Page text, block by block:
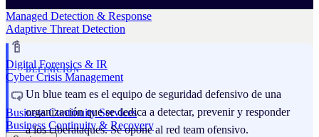
Managed Detection & Response
Adaptive Threat Detection
Digital Forensics & IR
Cyber Crisis Management
Business Continuity Services
Business Continuity & Recovery
DEFINICION
Un blue team es el equipo de seguridad defensivo de una
organización que se dedica a detectar, prevenir y responder
a los ciberataques. Se opone al red team ofensivo.